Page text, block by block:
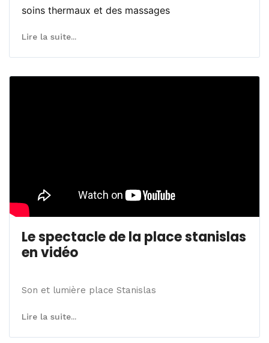
soins thermaux et des massages
Lire la suite...
Le spectacle de la place stanislas
en vidéo
Son et lumière place Stanislas
Lire la suite...